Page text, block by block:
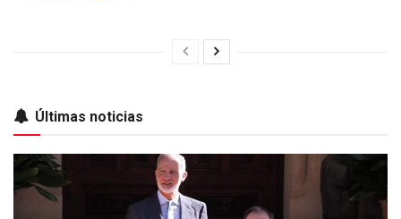
Últimas noticias